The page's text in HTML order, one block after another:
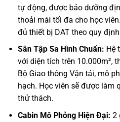
tự động, được bảo dưỡng
thoải mái tối đa cho học
đủ thiết bị DAT theo quy
Sân Tập Sa Hình Chuẩn: Hệ
với diện tích trên 10.000m²,
Bộ Giao thông Vận tải, mô
hạch. Học viên sẽ được làm
thử thách.
Cabin Mô Phỏng Hiện Đại: 2